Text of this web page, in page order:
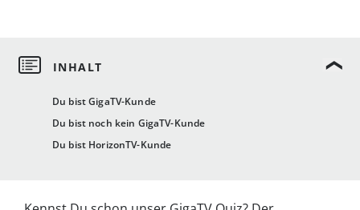
Du bist GigaTV-Kunde
Du bist noch kein GigaTV-Kunde
Du bist HorizonTV-Kunde